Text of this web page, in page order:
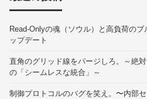
Read-Onlyの魂（ソウル）と高負荷の
ップデート
直角のグリッド線をパージしろ。～絶
の「シームレスな統合」～
制御プロトコルのバグを笑え。〜内部